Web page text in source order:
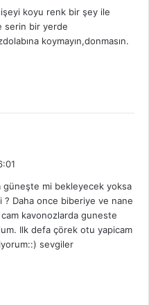
koyu renk bir şey ile
serin bir yerde
koymayın,donmasın.
güneşte mi bekleyecek yoksa
? Daha once biberiye ve nane
cam kavonozlarda guneste
Ilk defa çörek otu yapicam
sevgiler